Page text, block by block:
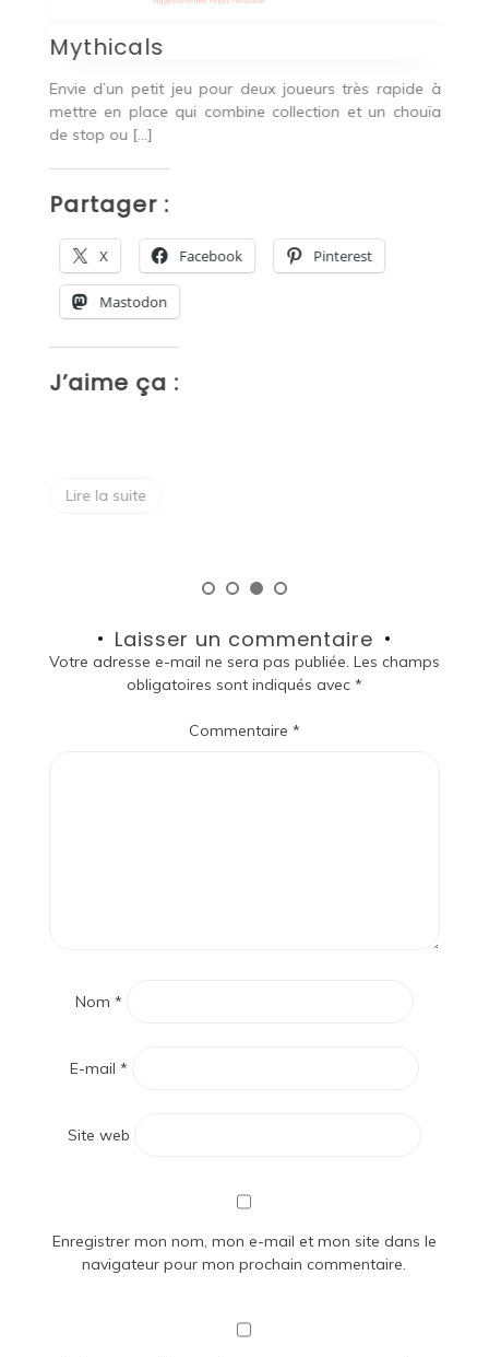
Mythicals
Envie d’un petit jeu pour deux joueurs très rapide à
mettre en place qui combine collection et un chouïa
de stop ou […]
Partager :
X Facebook Pinterest
Mastodon
J’aime ça :
Lire la suite
Laisser un commentaire
Votre adresse e-mail ne sera pas publiée. Les champs
obligatoires sont indiqués avec *
Commentaire *
Nom *
E-mail *
Site web
Enregistrer mon nom, mon e-mail et mon site dans le
navigateur pour mon prochain commentaire.